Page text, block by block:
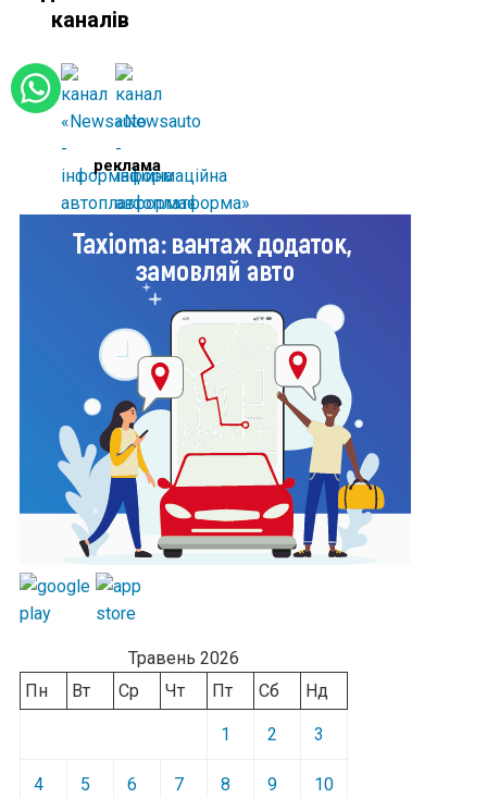
каналів
реклама
Травень 2026
Пн
Вт Ср Чт Пт Сб Нд
1 2 3
4 5 6 7 8 9 10